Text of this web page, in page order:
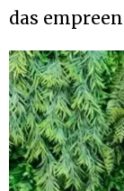
das